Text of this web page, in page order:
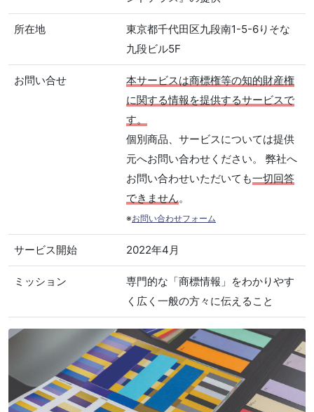
所在地
東京都千代田区九段南1-5-6りそな
九段ビル5F
お問い合せ
本サービスは商標権等の知的財産権
に関する情報を提供するサービスで
す。
個別商品、サービスについては提供
元へお問い合わせください。 弊社へ
お問い合わせいただいても一切回答
できません。
※お問い合わせフォーム
サービス開始 2022年4月
ミッション
専門的な「商標情報」をわかりやす
く広く一般の方々に伝えること